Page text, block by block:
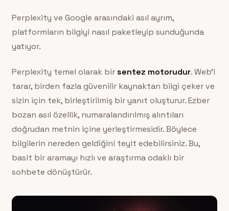
Perplexity ve Google arasındaki asıl ayrım,
platformların bilgiyi nasıl paketleyip sunduğunda
yatıyor.
Perplexity temel olarak birsentez motorudur. Web’i
tarar, birden fazla güvenilir kaynaktan bilgi çeker ve
sizin için tek, birleştirilmiş bir yanıt oluşturur. Ezber
bozan asıl özellik, numaralandırılmış alıntıları
doğrudan metnin içine yerleştirmesidir. Böylece
bilgilerin nereden geldiğini teyit edebilirsiniz. Bu,
basit bir aramayı hızlı ve araştırma odaklı bir
sohbete dönüştürür.